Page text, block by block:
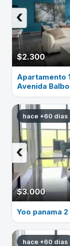
$2.300
‹
Apartamento
Avenida
hace +60 dias
$3.000
‹
Yoo panama
hace +60 dias